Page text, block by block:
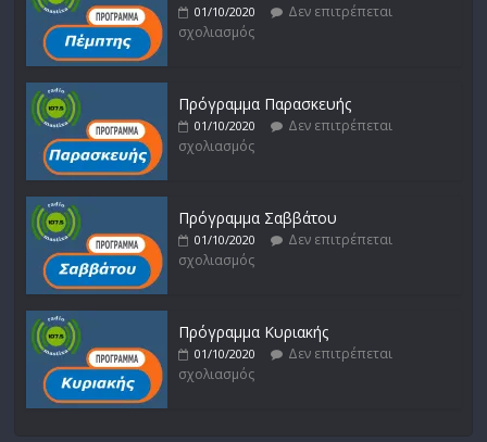
01/10/2020
Δεν επιτρέπεται
σχολιασμός
Πρόγραμμα Παρασκευής
01/10/2020
Δεν επιτρέπεται
σχολιασμός
Πρόγραμμα Σαββάτου
01/10/2020
Δεν επιτρέπεται
σχολιασμός
Πρόγραμμα Κυριακής
01/10/2020
Δεν επιτρέπεται
σχολιασμός